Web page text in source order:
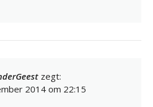
zegt:
2014 om 22:15